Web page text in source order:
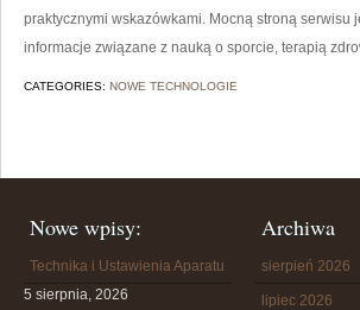
praktycznymi wskazówkami. Mocną stroną
informacje związane z nauką o sporcie, terapią
CATEGORIES: NOWE TECHNOLOGIE
Nowe wpisy:
Technika i Ustawienia Aparatu
5 sierpnia, 2026
Archiwa
sierpień 2026
lipiec 2026